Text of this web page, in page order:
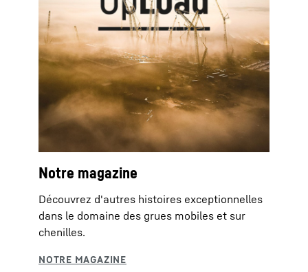
Notre magazine
Découvrez d'autres histoires exceptionnelles
dans le domaine des grues mobiles et sur
chenilles.